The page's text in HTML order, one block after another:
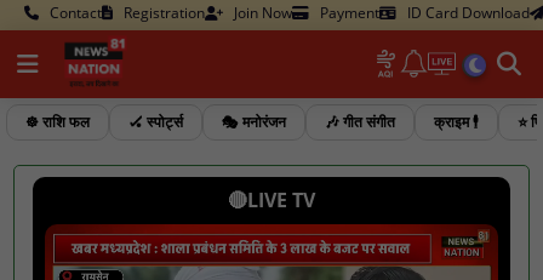
Contact Registration Join Now Payment ID Card Download
☸️ राशि फल 🏑 स्पोर्ट्स 🎭 मनोरंजन 🎶 गीत संगीत क्राइम 🕴️ ⭐
🔴LIVE TV